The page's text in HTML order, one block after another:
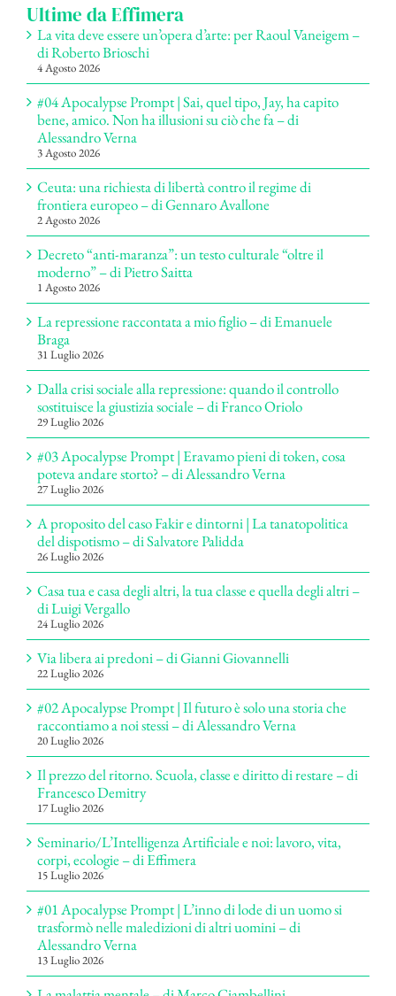
Ultime da Effimera
La vita deve essere un’opera d’arte: per Raoul Vaneigem –
di Roberto Brioschi
4 Agosto 2026
#04 Apocalypse Prompt | Sai, quel tipo, Jay, ha capito
bene, amico. Non ha illusioni su ciò che fa – di
Alessandro Verna
3 Agosto 2026
Ceuta: una richiesta di libertà contro il regime di
frontiera europeo – di Gennaro Avallone
2 Agosto 2026
Decreto “anti-maranza”: un testo culturale “oltre il
moderno” – di Pietro Saitta
1 Agosto 2026
La repressione raccontata a mio figlio – di Emanuele
Braga
31 Luglio 2026
Dalla crisi sociale alla repressione: quando il controllo
sostituisce la giustizia sociale – di Franco Oriolo
29 Luglio 2026
#03 Apocalypse Prompt | Eravamo pieni di token, cosa
poteva andare storto? – di Alessandro Verna
27 Luglio 2026
A proposito del caso Fakir e dintorni | La tanatopolitica
del dispotismo – di Salvatore Palidda
26 Luglio 2026
Casa tua e casa degli altri, la tua classe e quella degli altri –
di Luigi Vergallo
24 Luglio 2026
Via libera ai predoni – di Gianni Giovannelli
22 Luglio 2026
#02 Apocalypse Prompt | Il futuro è solo una storia che
raccontiamo a noi stessi – di Alessandro Verna
20 Luglio 2026
Il prezzo del ritorno. Scuola, classe e diritto di restare – di
Francesco Demitry
17 Luglio 2026
Seminario/L’Intelligenza Artificiale e noi: lavoro, vita,
corpi, ecologie – di Effimera
15 Luglio 2026
#01 Apocalypse Prompt | L’inno di lode di un uomo si
trasformò nelle maledizioni di altri uomini – di
Alessandro Verna
13 Luglio 2026